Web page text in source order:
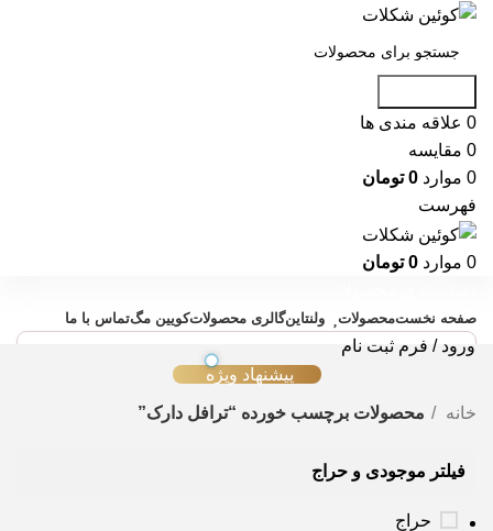
0 علاقه مندی ها
0 مقایسه
0 موارد 0 تومان
فهرست
0 موارد 0 تومان
صفحه نخستمحصولات ولنتاینگالری محصولاتکویین مگتماس با ما
ورود / فرم ثبت نام
پیشنهاد ویژه
خانه محصولات برچسب خورده “ترافل دارک”
فیلتر موجودی و حراج
حراج